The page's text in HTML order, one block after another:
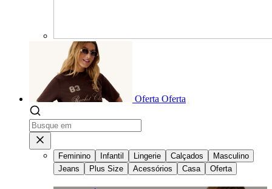
Oferta Oferta
Feminino Infantil Lingerie Calçados
Masculino
Jeans
Plus Size Acessórios Casa Oferta